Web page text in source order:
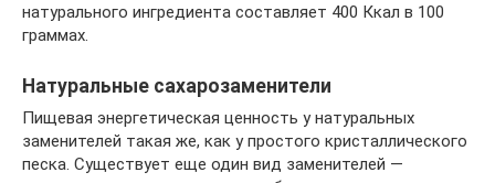
натурального ингредиента составляет 400 Ккал в 100
граммах.
Натуральные сахарозаменители
Пищевая энергетическая ценность у натуральных
заменителей такая же, как у простого кристаллического
песка. Существует еще один вид заменителей —